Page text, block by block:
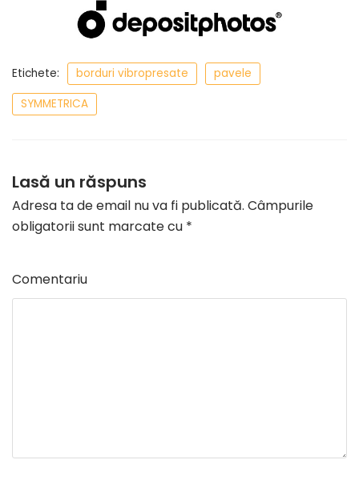
Etichete: borduri vibropresate
pavele
SYMMETRICA
Lasă un răspuns
Adresa ta de email nu va fi publicată. Câmpurile
obligatorii sunt marcate cu *
Comentariu